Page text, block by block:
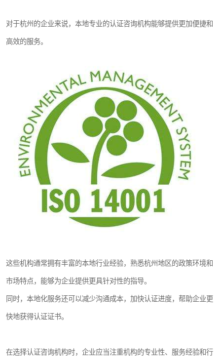
对于杭州的企业来说，本地专业的认证咨询机构能够提供更加便捷和
高效的服务。
这些机构通常拥有丰富的本地行业经验，熟悉杭州地区的政策环境和
市场特点，能够为企业提供更具针对性的指导。
同时，本地化服务还可以减少沟通成本，加快认证进度，帮助企业更
快地获得认证证书。
在选择认证咨询机构时，企业应当注重机构的专业性、服务经验和行